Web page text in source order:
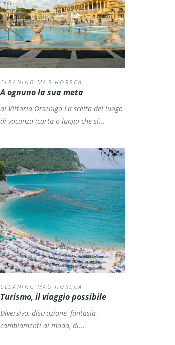
CLEANING MAG HORECA
A ognuno la sua meta
di Vittoria Orsenigo La scelta del luogo
di vacanza (corta o lunga che si...
CLEANING MAG HORECA
Turismo, il viaggio possibile
Diversivo, distrazione, fantasia,
cambiamenti di moda, di...